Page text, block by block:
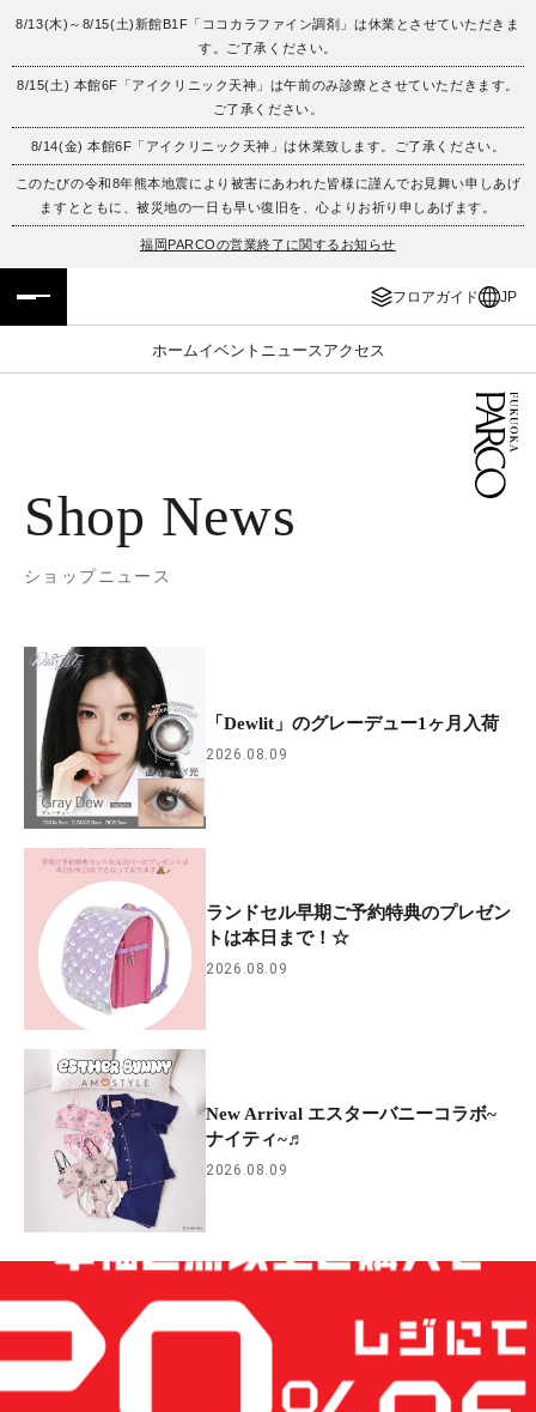
8/13(木)～8/15(土)新館B1F「ココカラファイン調剤」は休業とさせていただきま
す。ご了承ください。
8/15(土) 本館6F「アイクリニック天神」は午前のみ診療とさせていただきます。
ご了承ください。
8/14(金) 本館6F「アイクリニック天神」は休業致します。ご了承ください。
このたびの令和8年熊本地震により被害にあわれた皆様に謹んでお見舞い申しあげ
ますとともに、被災地の一日も早い復旧を、心よりお祈り申しあげます。
福岡PARCOの営業終了に関するお知らせ
フロアガイド JP
ホームイベント ニュース アクセス
フロアガイド
施設案内・アクセス
イベント・ポップアップ
レストラン・カフェ
ENGLISH
繁体字
簡体字
ภาษาไทย
Shop News
ショップニュース
「Dewlit」のグレーデュー1ヶ月入荷
2026.08.09
ランドセル早期ご予約特典のプレゼン
トは本日まで！☆
2026.08.09
New Arrival エスターバニーコラボ~
ナイティ~♬
2026.08.09